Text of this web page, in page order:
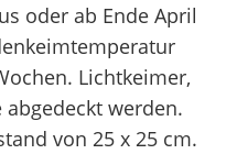
oder ab Ende April
Lichtkeimer,
werden.
von 25 x 25 cm.